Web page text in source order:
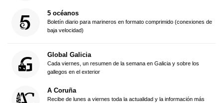
5 océanos
Boletín diario para marineros en formato comprimido (conexiones de
baja velocidad)
Global Galicia
Cada viernes, un resumen de la semana en Galicia y sobre los
gallegos en el exterior
A Coruña
Recibe de lunes a viernes toda la actualidad y la información más